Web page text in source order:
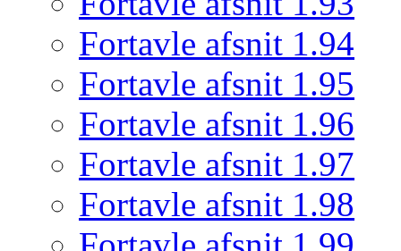
Fortavle afsnit 1.94
Fortavle afsnit 1.95
Fortavle afsnit 1.96
Fortavle afsnit 1.97
Fortavle afsnit 1.98